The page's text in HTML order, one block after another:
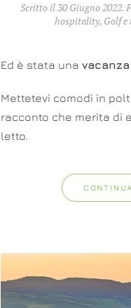
Scritto il30 Giugno 2022.
hospitality, Golf
Ed è stata una
Mettetevi comodi in
racconto che merita di
letto.